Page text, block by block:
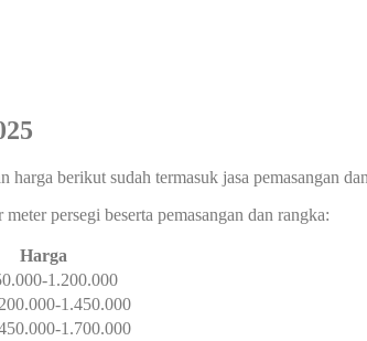
harga berikut sudah termasuk jasa pemasangan
persegi beserta pemasangan dan rangka:
Harga
1.200.000
1.450.000
1.700.000